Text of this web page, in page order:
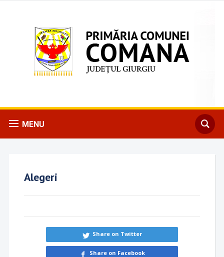
MENU
Alegeri
Share on Twitter
Share on Facebook